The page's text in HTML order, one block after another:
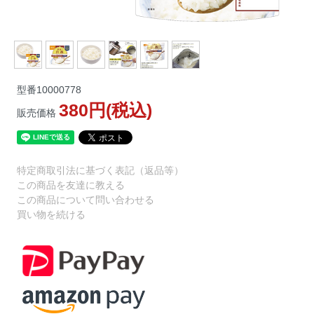
型番10000778
販売価格380円(税込)
特定商取引法に基づく表記（返品等）
この商品を友達に教える
この商品について問い合わせる
買い物を続ける